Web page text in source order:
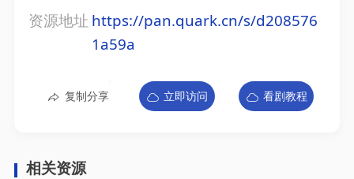
资源地址 https://pan.quark.cn/s/d208576
1a59a
复制分享 立即访问 看剧教程
相关资源